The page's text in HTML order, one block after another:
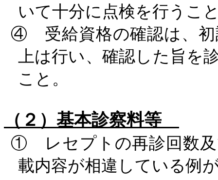
いて十分に点検を行うこ
④ 受給資格の確認は、初
上は行い、確認した旨を
こと。
（２）基本診察料等
① レセプトの再診回数及
載内容が相違している例